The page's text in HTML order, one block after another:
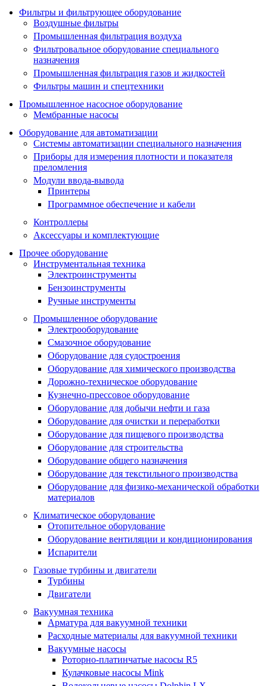
Фильтры и фильтрующее оборудование
Воздушные фильтры
Промышленная фильтрация воздуха
Фильтровальное оборудование специального
назначения
Промышленная фильтрация газов и жидкостей
Фильтры машин и спецтехники
Промышленное насосное оборудование
Мембранные насосы
Оборудование для автоматизации
Системы автоматизации специального назначения
Приборы для измерения плотности и показателя
преломления
Модули ввода-вывода
Принтеры
Программное обеспечение и кабели
Контроллеры
Аксессуары и комплектующие
Прочее оборудование
Инструментальная техника
Электроинструменты
Бензоинструменты
Ручные инструменты
Промышленное оборудование
Электрооборудование
Смазочное оборудование
Оборудование для судостроения
Оборудование для химического производства
Дорожно-техническое оборудование
Кузнечно-прессовое оборудование
Оборудование для добычи нефти и газа
Оборудование для очистки и переработки
Оборудование для пищевого производства
Оборудование для строительства
Оборудование общего назначения
Оборудование для текстильного производства
Оборудование для физико-механической обработки
материалов
Климатическое оборудование
Отопительное оборудование
Оборудование вентиляции и кондиционирования
Испарители
Газовые турбины и двигатели
Турбины
Двигатели
Вакуумная техника
Арматура для вакуумной техники
Расходные материалы для вакуумной техники
Вакуумные насосы
Роторно-платинчатые насосы R5
Кулачковые насосы Mink